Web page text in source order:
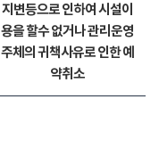
지변등으로 인하여 시설이
용을 할수 없거나 관리운영
주체의 귀책사유로 인한 예
약취소